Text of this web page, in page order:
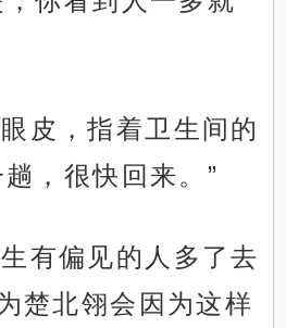
皮，指着卫生间的
，很快回来。”
有偏见的人多了去
楚北翎会因为这样